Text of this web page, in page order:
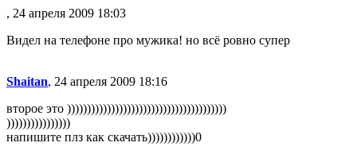
, 24 апреля 2009 18:03
Видел на телефоне про мужика! но всё ровно супер
Shaitan, 24 апреля 2009 18:16
второе это ))))))))))))))))))))))))))))))))))))))))
))))))))))))))))
напишите плз как скачать))))))))))))0